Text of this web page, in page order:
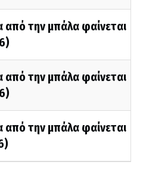
από την μπάλα φαίνεται
από την μπάλα φαίνεται
από την μπάλα φαίνεται